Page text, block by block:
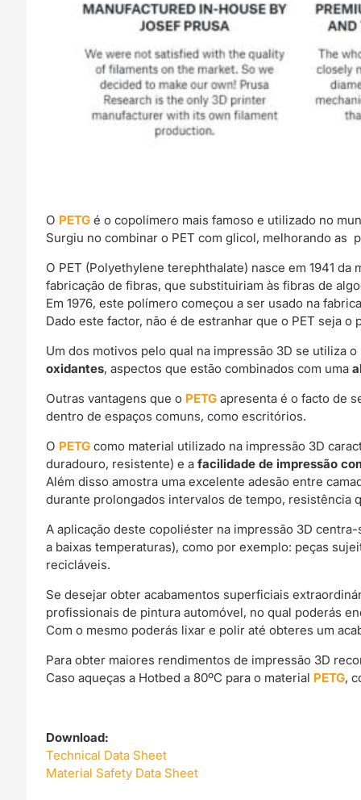
O PETG é o copolímero mais famoso e utilizado no
Surgiu no combinar o PET com glicol, melhorando as
O PET (Polyethylene terephthalate) nasce em 1941
fabricação de fibras, que substituiriam às fibras de
Em 1976, este polímero começou a ser usado na
Dado este factor, não é de estranhar que o PET seja
Um dos motivos pelo qual na impressão 3D se utiliza o
oxidantes, aspectos que estão combinados com uma
Outras vantagens que o PETG apresenta é o facto de
dentro de espaços comuns, como escritórios.
O PETG como material utilizado na impressão 3D
duradouro, resistente) e afacilidade de impressão
Além disso amostra uma excelente adesão entre
durante prolongados intervalos de tempo, resistência
A aplicação deste copoliéster na impressão 3D
a baixas temperaturas), como por exemplo: peças
recicláveis.
Se desejar obter acabamentos superficiais
profissionais de pintura automóvel, no qual poderás
Com o mesmo poderás lixar e polir até obteres um
Para obter maiores rendimentos de impressão 3D
Caso aqueças a Hotbed a 80ºC para o material PETG,
Download:
Technical Data Sheet
Material Safety Data Sheet